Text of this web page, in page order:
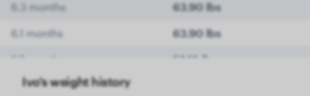
6.3 months 63.90 lbs
6.1 months 63.90 lbs
5.7 months 59.10 lbs
5.4 months
Ivo's weight history